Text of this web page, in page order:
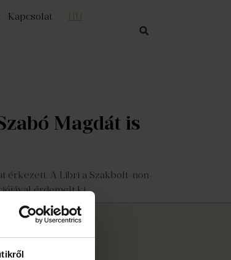
Kapcsolat HU
Magdát is
érkezett. A Libri a Szakbolt-non-
érdemelt ki.
Bookline Zrt.